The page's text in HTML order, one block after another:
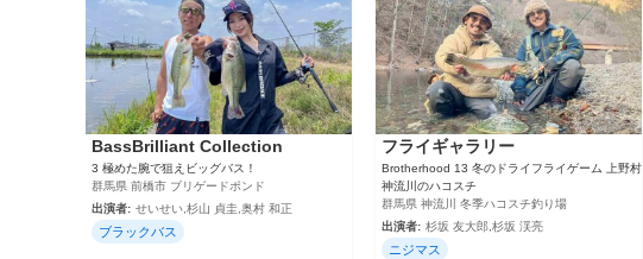
BassBrilliant Collection
3 極めた腕で狙えビッグバス！
群馬県 前橋市 ブリゲードポンド
出演者: せいせい,杉山 貞圭,奥村 和正
ブラックバス
フライギャラリー
Brotherhood 13 冬のドライフライゲーム 上野村
神流川のハコスチ
群馬県 神流川 冬季ハコスチ釣り場
出演者: 杉坂 友大郎,杉坂 渓亮
ニジマス